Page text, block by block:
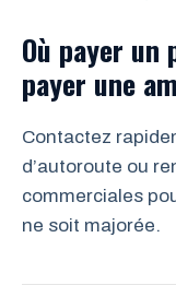
Où payer un
payer une
Contactez
d’autoroute ou
commerciales
ne soit majorée.